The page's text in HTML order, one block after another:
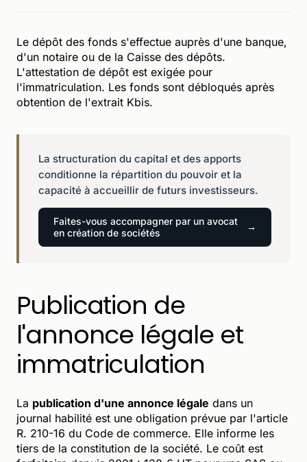
Le dépôt des fonds s'effectue auprès d'une banque,
d'un notaire ou de la Caisse des dépôts.
L'attestation de dépôt est exigée pour
l'immatriculation. Les fonds sont débloqués après
obtention de l'extrait Kbis.
La structuration du capital et des apports
conditionne la répartition du pouvoir et la
capacité à accueillir de futurs investisseurs.
Faites-vous accompagner par un avocat
en création de sociétés
Publication de
l'annonce légale et
immatriculation
La publication d'une annonce légale dans un
journal habilité est une obligation prévue par l'article
R. 210-16 du Code de commerce. Elle informe les
tiers de la constitution de la société. Le coût est